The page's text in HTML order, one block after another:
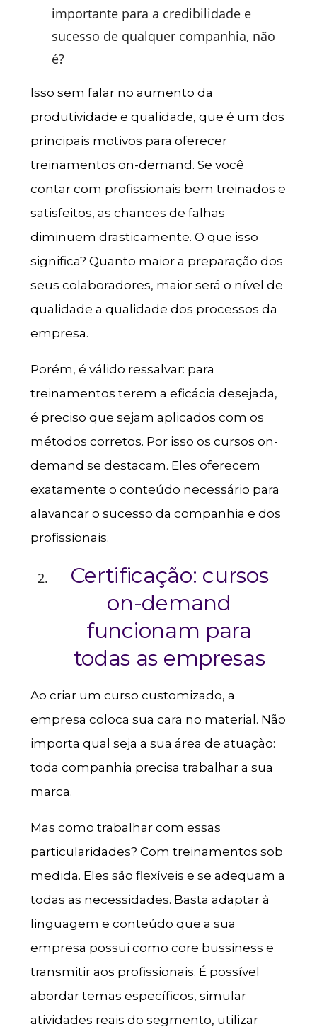
importante para a credibilidade e
sucesso de qualquer companhia, não
é?
Isso sem falar no aumento da
produtividade e qualidade, que é um dos
principais motivos para oferecer
treinamentos on-demand. Se você
contar com profissionais bem treinados e
satisfeitos, as chances de falhas
diminuem drasticamente. O que isso
significa? Quanto maior a preparação dos
seus colaboradores, maior será o nível de
qualidade a qualidade dos processos da
empresa.
Porém, é válido ressalvar: para
treinamentos terem a eficácia desejada,
é preciso que sejam aplicados com os
métodos corretos. Por isso os cursos on-
demand se destacam. Eles oferecem
exatamente o conteúdo necessário para
alavancar o sucesso da companhia e dos
profissionais.
Certificação: cursos
on-demand
funcionam para
todas as empresas
Ao criar um curso customizado, a
empresa coloca sua cara no material. Não
importa qual seja a sua área de atuação:
toda companhia precisa trabalhar a sua
marca.
Mas como trabalhar com essas
particularidades? Com treinamentos sob
medida. Eles são flexíveis e se adequam a
todas as necessidades. Basta adaptar à
linguagem e conteúdo que a sua
empresa possui como core bussiness e
transmitir aos profissionais. É possível
abordar temas específicos, simular
atividades reais do segmento, utilizar